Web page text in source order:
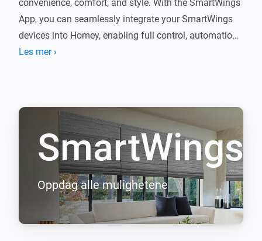
convenience, comfort, and style. With the SmartWings
App, you can seamlessly integrate your SmartWings
devices into Homey, enabling full control, automation,
Les mer ›
SmartWings
Oppdag alle mulighetene